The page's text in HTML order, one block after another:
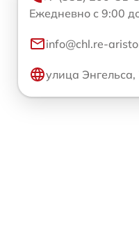
Ежедневно с 9:00
info@chl.re-
улица Энгельса,